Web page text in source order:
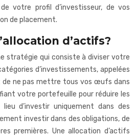
votre profil d’investisseur, de vos
de placement.
d’actifs?
stratégie qui consiste à diviser votre
d’investissements, appelées
de ne pas mettre tous vos œufs dans
votre portefeuille pour réduire les
d’investir uniquement dans des
investir dans des obligations, de
premières. Une allocation d’actifs